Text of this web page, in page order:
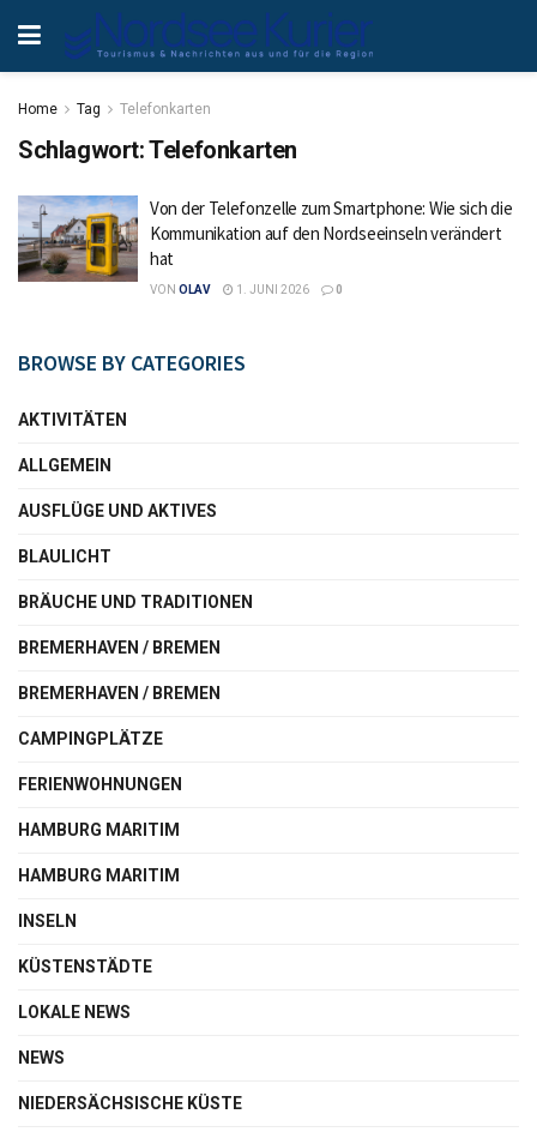
Home Tag Telefonkarten
Schlagwort:Telefonkarten
Von der Telefonzelle zum Smartphone: Wie sich die
Kommunikation auf den Nordseeinseln verändert
hat
VON OLAV 1. JUNI 2026 0
BROWSE BY CATEGORIES
AKTIVITÄTEN
ALLGEMEIN
AUSFLÜGE UND AKTIVES
BLAULICHT
BRÄUCHE UND TRADITIONEN
BREMERHAVEN / BREMEN
BREMERHAVEN / BREMEN
CAMPINGPLÄTZE
FERIENWOHNUNGEN
HAMBURG MARITIM
HAMBURG MARITIM
INSELN
KÜSTENSTÄDTE
LOKALE NEWS
NEWS
NIEDERSÄCHSISCHE KÜSTE